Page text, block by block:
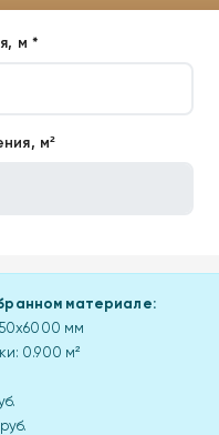
м *
м²
материале:
мм
0.900 м²